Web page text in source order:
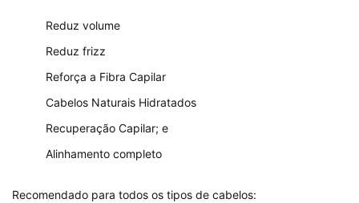
Reduz volume
Reduz frizz
Reforça a Fibra Capilar
Cabelos Naturais Hidratados
Recuperação Capilar; e
Alinhamento completo
Recomendado para todos os tipos de cabelos: